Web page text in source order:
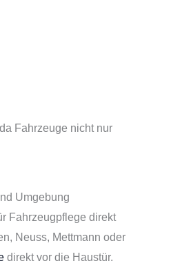
Fahrzeuge nicht nur
Umgebung
Fahrzeugpflege direkt
Neuss, Mettmann oder
direkt vor die Haustür.